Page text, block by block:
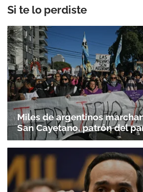
Si te lo perdiste
Miles de argentinos
San Cayetano, patrón del